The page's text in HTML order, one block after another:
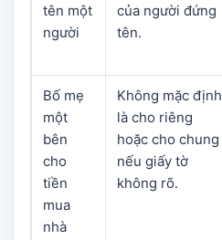
tên một
người
của người đứng
tên.
Bố mẹ
một
bên
cho
tiền
mua
nhà
Không mặc định
là cho riêng
hoặc cho chung
nếu giấy tờ
không rõ.